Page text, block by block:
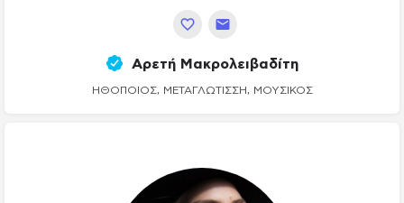
Αρετή Μακρολειβαδίτη
ΗΘΟΠΟΙΌΣ, ΜΕΤΑΓΛΏΤΙΣΣΗ, ΜΟΥΣΙΚΌΣ